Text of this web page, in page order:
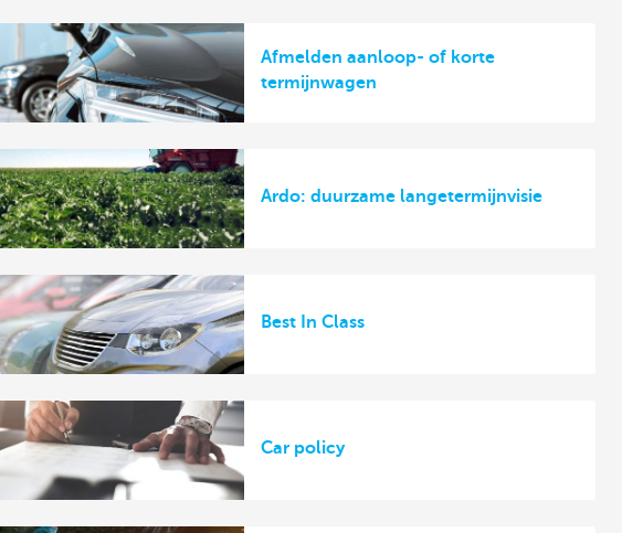
Afmelden aanloop- of korte
termijnwagen
Ardo: duurzame langetermijnvisie
Best In Class
Car policy